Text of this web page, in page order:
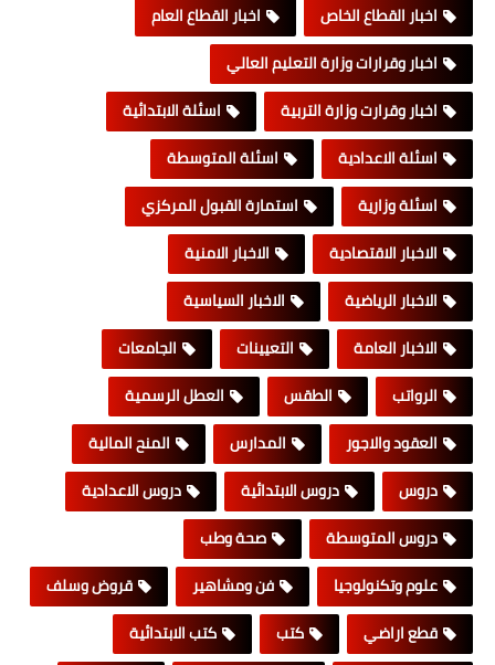
اخبار القطاع الخاص
اخبار القطاع العام
اخبار وقرارات وزارة التعليم العالي
اخبار وقرارت وزارة التربية
اسئلة الابتدائية
اسئلة الاعدادية
اسئلة المتوسطة
اسئلة وزارية
استمارة القبول المركزي
الاخبار الاقتصادية
الاخبار الامنية
الاخبار الرياضية
الاخبار السياسية
الاخبار العامة
التعيينات
الجامعات
الرواتب
الطقس
العطل الرسمية
العقود والاجور
المدارس
المنح المالية
دروس
دروس الابتدائية
دروس الاعدادية
دروس المتوسطة
صحة وطب
علوم وتكنولوجيا
فن ومشاهير
قروض وسلف
قطع اراضي
كتب
كتب الابتدائية